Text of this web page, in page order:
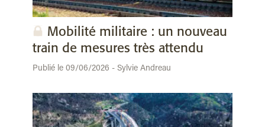
Mobilité militaire : un nouveau
train de mesures très attendu
Publié le 09/06/2026 - Sylvie Andreau